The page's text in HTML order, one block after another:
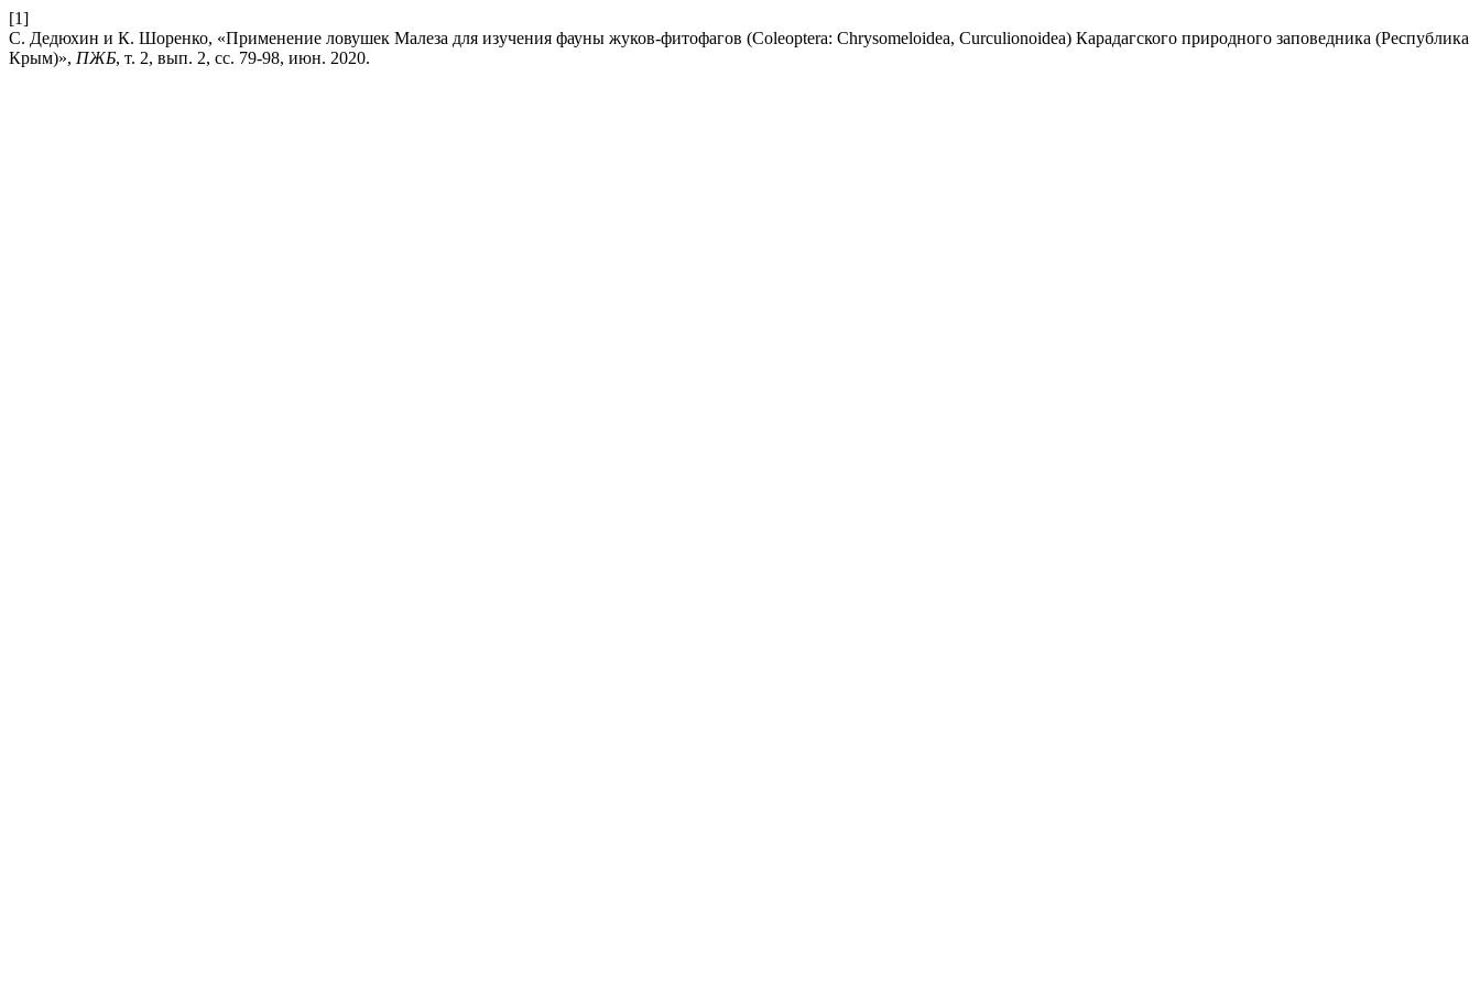
[1]
С. Дедюхин и К. Шоренко, «Применение ловушек Малеза для изучения фауны жуков-фитофагов (Coleoptera: Chrysomeloidea, Curculionoidea) Карадагского природного заповедника (Республика
Крым)», ПЖБ, т. 2, вып. 2, сс. 79-98, июн. 2020.